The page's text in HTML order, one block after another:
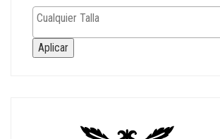
Aplicar